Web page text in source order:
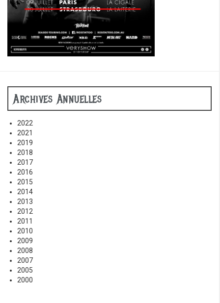
Archives Annuelles
2022
2021
2019
2018
2017
2016
2015
2014
2013
2012
2011
2010
2009
2008
2007
2005
2000